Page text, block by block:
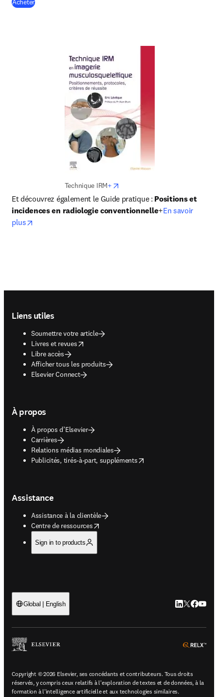
Acheter
Technique IRM+
Et découvrez également le Guide pratique : Positions et
incidences en radiologie conventionnelle+En savoir
plus
Liens utiles
Soumettre votre article
Livres et revues
opens in new tab/window
Libre accès
Afficher tous les produits
Elsevier Connect
À propos
À propos d’Elsevier
Carrières
Relations médias mondiales
Publicités, tirés-à-part, suppléments
opens in new tab/window
Assistance
Assistance à la clientèle
Centre de ressources
opens in new tab/window
Sign in to products
Global | English LinkedIn
Twitter
Copyright © 2026 Elsevier, ses concédants et contributeurs. Tous droits
réservés, y compris ceux relatifs à l'exploration de textes et de données, à la
formation à l'intelligence artificielle et aux technologies similaires.